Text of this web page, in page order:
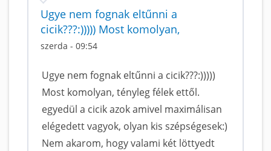
Ugye nem fognak eltűnni a
cicik???:))))) Most komolyan,
szerda - 09:54
Ugye nem fognak eltűnni a cicik???:)))))
Most komolyan, tényleg félek ettől.
egyedül a cicik azok amivel maximálisan
elégedett vagyok, olyan kis szépségesek:)
Nem akarom, hogy valami két löttyedt